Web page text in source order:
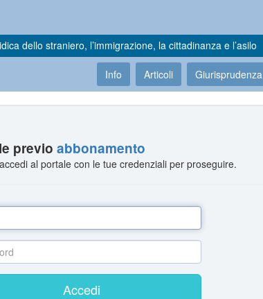
dello straniero, l’immigrazione, la cittadinanza e l’asilo
Info Articoli Giurisprudenza
previoabbonamento
al portale con le tue credenziali per proseguire.
Accedi